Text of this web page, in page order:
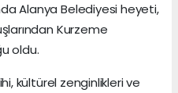
Alanya Belediyesi heyeti,
Kurzeme
oldu.
kültürel zenginlikleri ve